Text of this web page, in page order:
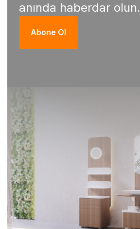
anında haberdar olun.
Abone Ol